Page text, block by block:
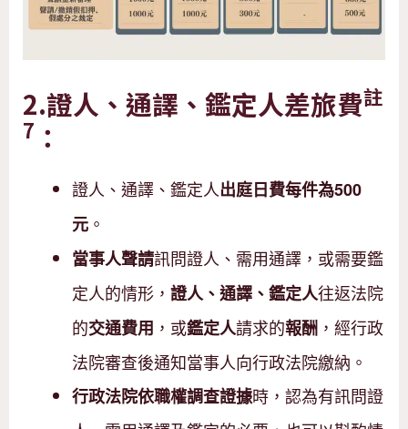
2.證人、通譯、鑑定人差旅費註
7 ：
證人、通譯、鑑定人出庭日費每件為500
元。
當事人聲請訊問證人、需用通譯，或需要鑑
定人的情形， 證人、通譯、鑑定人往返法院
的交通費用 ，或鑑定人請求的報酬，經行政
法院審查後通知當事人向行政法院繳納。
行政法院依職權調查證據時，認為有訊問證